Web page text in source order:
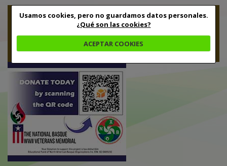
Usamos cookies, pero no guardamos datos personales.
¿Qué son las cookies?
ACEPTAR COOKIES